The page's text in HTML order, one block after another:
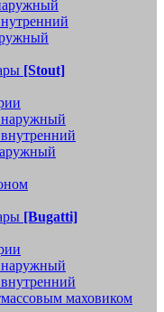
[Stout]
[Bugatti]
маховиком